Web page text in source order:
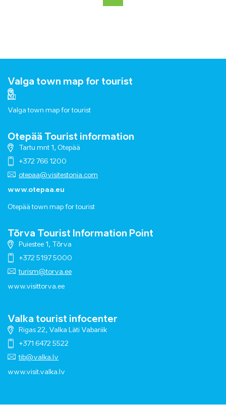
Valga town map for tourist
Valga town map for tourist
Otepää Tourist information
Tartu mnt 1, Otepää
+372 766 1200
otepaa@visitestonia.com
www.otepaa.eu
Otepää town map for tourist
Tõrva Tourist Information Point
Puiestee 1, Tõrva
+372 5197 5000
turism@torva.ee
www.visittorva.ee
Valka tourist infocenter
Rigas 22, Valka Läti Vabariik
+371 6472 5522
tib@valka.lv
www.visit.valka.lv